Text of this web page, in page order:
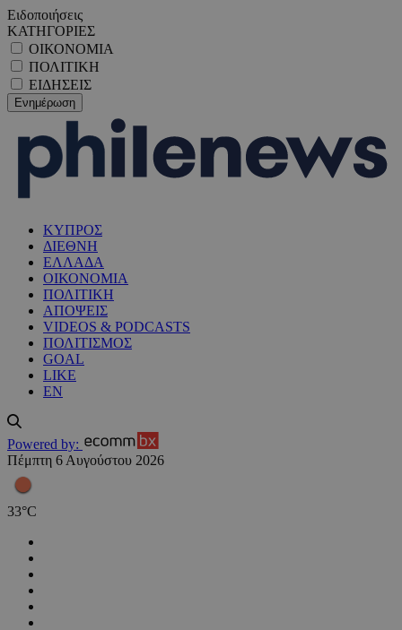
Ειδοποιήσεις
ΚΑΤΗΓΟΡΙΕΣ
ΟΙΚΟΝΟΜΙΑ
ΠΟΛΙΤΙΚΗ
ΕΙΔΗΣΕΙΣ
ΚΥΠΡΟΣ
ΔΙΕΘΝΗ
ΕΛΛΑΔΑ
ΟΙΚΟΝΟΜΙΑ
ΠΟΛΙΤΙΚΗ
ΑΠΟΨΕΙΣ
VIDEOS & PODCASTS
ΠΟΛΙΤΙΣΜΟΣ
GOAL
LIKE
EN
Powered by:
Πέμπτη 6 Αυγούστου 2026
33°C